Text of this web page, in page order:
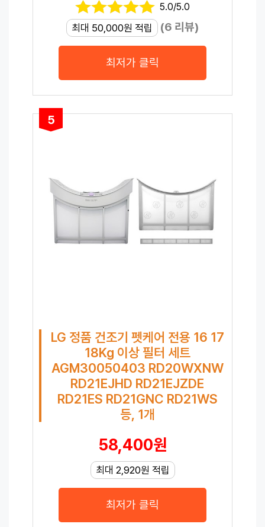
5.0/5.0
최대 50,000원 적립 (6 리뷰)
최저가 클릭
5
LG 정품 건조기 펫케어 전용 16 17
18Kg 이상 필터 세트
AGM30050403 RD20WXNW
RD21EJHD RD21EJZDE
RD21ES RD21GNC RD21WS
등, 1개
58,400원
최대 2,920원 적립
최저가 클릭